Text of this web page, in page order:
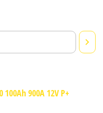
900A 12V P+